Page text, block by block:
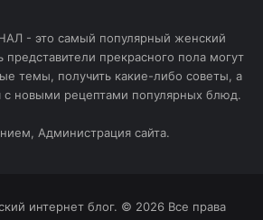
- это самый популярный женский
представители прекрасного пола могут
темы, получить какие-либо советы, а
с новыми рецептами популярных блюд.
Администрация сайта.
интернет блог. © 2026 Все права